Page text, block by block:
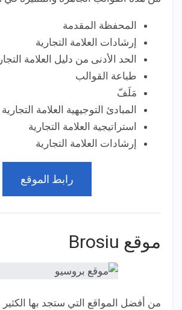
المحفظة المقدمة
إرشادات العلامة التجارية
الحد الأدنى من دليل العلامة
طباعة القوالب
مَلَفّ
المبادئ التوجيهية العلامة التجارية
استراتيجية العلامة التجارية
إرشادات العلامة التجارية
رابط الموقع
موقع Brosiu
من أفضل المواقع التي ستجد بها الكثير